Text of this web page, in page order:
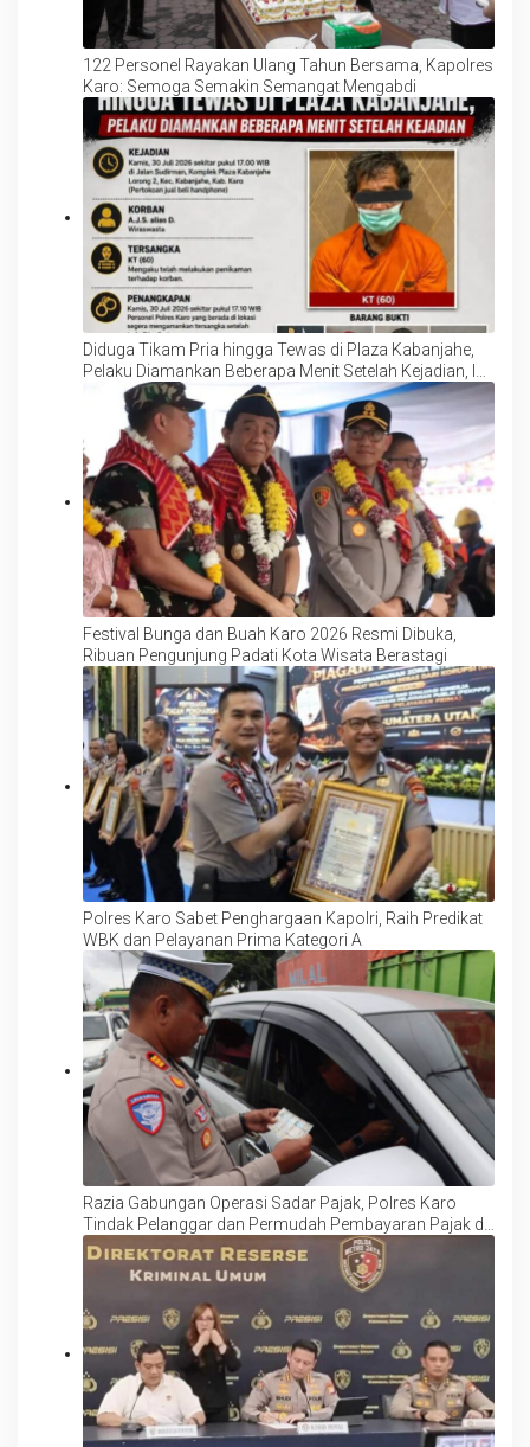
122 Personel Rayakan Ulang Tahun Bersama, Kapolres
Karo: Semoga Semakin Semangat Mengabdi
Diduga Tikam Pria hingga Tewas di Plaza Kabanjahe,
Pelaku Diamankan Beberapa Menit Setelah Kejadian, Ini
Motifnya
Festival Bunga dan Buah Karo 2026 Resmi Dibuka,
Ribuan Pengunjung Padati Kota Wisata Berastagi
Polres Karo Sabet Penghargaan Kapolri, Raih Predikat
WBK dan Pelayanan Prima Kategori A
Razia Gabungan Operasi Sadar Pajak, Polres Karo
Tindak Pelanggar dan Permudah Pembayaran Pajak di
Lokasi